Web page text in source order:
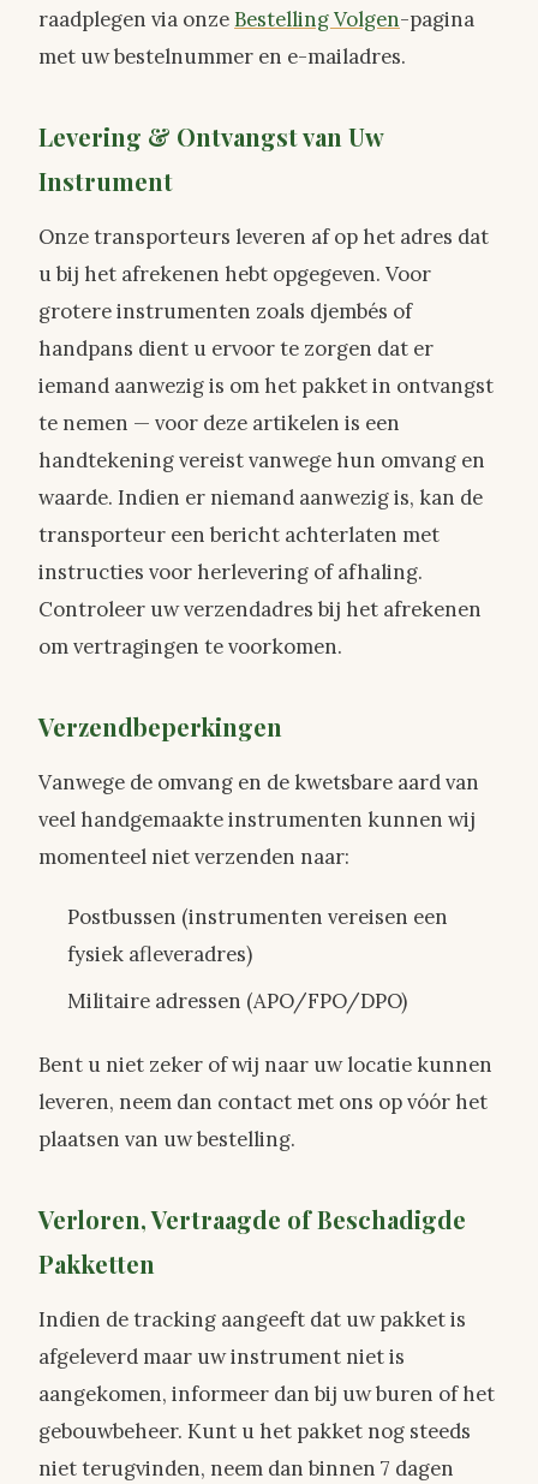
raadplegen via onze Bestelling Volgen-pagina
met uw bestelnummer en e-mailadres.
Levering & Ontvangst van Uw
Instrument
Onze transporteurs leveren af op het adres dat
u bij het afrekenen hebt opgegeven. Voor
grotere instrumenten zoals djembés of
handpans dient u ervoor te zorgen dat er
iemand aanwezig is om het pakket in ontvangst
te nemen — voor deze artikelen is een
handtekening vereist vanwege hun omvang en
waarde. Indien er niemand aanwezig is, kan de
transporteur een bericht achterlaten met
instructies voor herlevering of afhaling.
Controleer uw verzendadres bij het afrekenen
om vertragingen te voorkomen.
Verzendbeperkingen
Vanwege de omvang en de kwetsbare aard van
veel handgemaakte instrumenten kunnen wij
momenteel niet verzenden naar:
Postbussen (instrumenten vereisen een
fysiek afleveradres)
Militaire adressen (APO/FPO/DPO)
Bent u niet zeker of wij naar uw locatie kunnen
leveren, neem dan contact met ons op vóór het
plaatsen van uw bestelling.
Verloren, Vertraagde of Beschadigde
Pakketten
Indien de tracking aangeeft dat uw pakket is
afgeleverd maar uw instrument niet is
aangekomen, informeer dan bij uw buren of het
gebouwbeheer. Kunt u het pakket nog steeds
niet terugvinden, neem dan binnen 7 dagen